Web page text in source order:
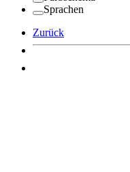
Sprachen
Zurück